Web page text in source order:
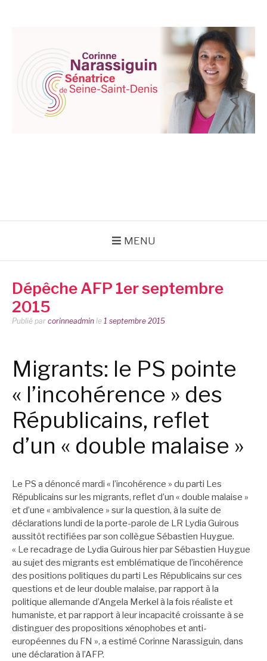
MENU
Dépêche AFP 1er septembre
2015
Publié par corinneadmin le 1 septembre 2015
Migrants: le PS pointe
« l’incohérence » des
Républicains, reflet
d’un « double malaise »
Le PS a dénoncé mardi « l’incohérence » du parti Les
Républicains sur les migrants, reflet d’un « double malaise »
et d’une « ambivalence » sur la question, à la suite de
déclarations lundi de la porte-parole de LR Lydia Guirous
aussitôt rectifiées par son collègue Sébastien Huygue.
« Le recadrage de Lydia Guirous hier par Sébastien Huygue
au sujet des migrants est emblématique de l’incohérence
des positions politiques du parti Les Républicains sur ces
questions et de leur double malaise, par rapport à la
politique allemande d’Angela Merkel à la fois réaliste et
humaniste, et par rapport à leur incapacité croissante à se
distinguer des propositions xénophobes et anti-
européennes du FN », a estimé Corinne Narassiguin, dans
une déclaration à l’AFP.